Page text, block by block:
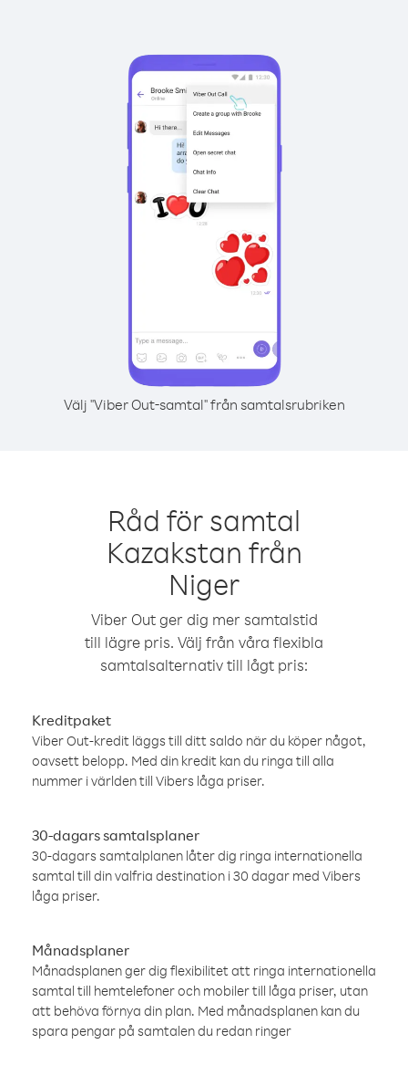
Välj "Viber Out-samtal" från samtalsrubriken
Råd för samtal
Kazakstan från
Niger
Viber Out ger dig mer samtalstid
till lägre pris. Välj från våra flexibla
samtalsalternativ till lågt pris:
Kreditpaket
Viber Out-kredit läggs till ditt saldo när du köper något,
oavsett belopp. Med din kredit kan du ringa till alla
nummer i världen till Vibers låga priser.
30-dagars samtalsplaner
30-dagars samtalplanen låter dig ringa internationella
samtal till din valfria destination i 30 dagar med Vibers
låga priser.
Månadsplaner
Månadsplanen ger dig flexibilitet att ringa internationella
samtal till hemtelefoner och mobiler till låga priser, utan
att behöva förnya din plan. Med månadsplanen kan du
spara pengar på samtalen du redan ringer